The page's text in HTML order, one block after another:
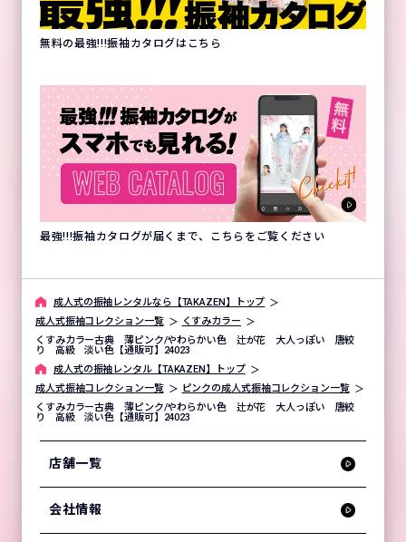
無料の最強!!!振袖カタログはこちら
最強!!!振袖カタログが届くまで、こちらをご覧ください
成⼈式の振袖レンタルなら【TAKAZEN】トップ
成人式振袖コレクション一覧
くすみカラー
くすみカラー古典 薄ピンク/やわらかい色 辻が花 大人っぽい 唐絞
り 高級 淡い色【通販可】24023
成⼈式の振袖レンタル【TAKAZEN】トップ
成人式振袖コレクション一覧
ピンクの成人式振袖コレクション一覧
くすみカラー古典 薄ピンク/やわらかい色 辻が花 大人っぽい 唐絞
り 高級 淡い色【通販可】24023
店舗一覧
会社情報